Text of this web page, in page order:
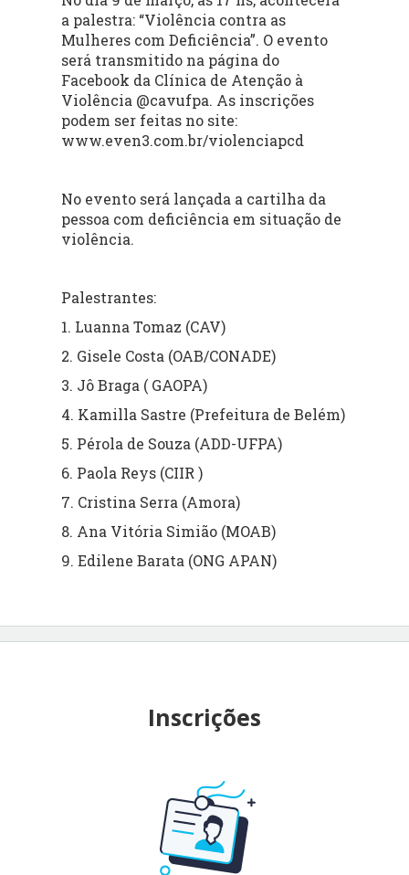
a palestra: “Violência contra as
Mulheres com Deficiência”. O evento
será transmitido na página do
Facebook da Clínica de Atenção à
Violência @cavufpa. As inscrições
podem ser feitas no site:
www.even3.com.br/violenciapcd
No evento será lançada a cartilha da
pessoa com deficiência em situação de
violência.
Palestrantes:
1. Luanna Tomaz (CAV)
2. Gisele Costa (OAB/CONADE)
3. Jô Braga ( GAOPA)
4. Kamilla Sastre (Prefeitura de Belém)
5. Pérola de Souza (ADD-UFPA)
6. Paola Reys (CIIR )
7. Cristina Serra (Amora)
8. Ana Vitória Simião (MOAB)
9. Edilene Barata (ONG APAN)
Inscrições